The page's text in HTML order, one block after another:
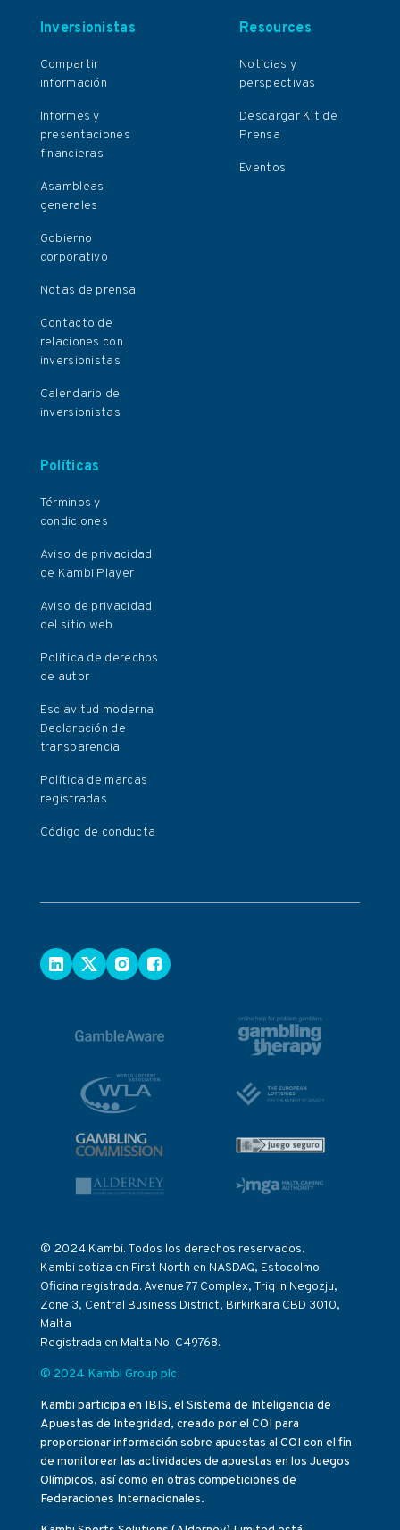
Resources
Noticias y
perspectivas
Descargar Kit de
Prensa
Eventos
Inversionistas
Compartir
información
Informes y
presentaciones
financieras
Asambleas
generales
Gobierno
corporativo
Notas de prensa
Contacto de
relaciones con
inversionistas
Calendario de
inversionistas
Políticas
Términos y
condiciones
Aviso de privacidad
de Kambi Player
Aviso de privacidad
del sitio web
Política de derechos
de autor
Esclavitud moderna
Declaración de
transparencia
Política de marcas
registradas
Código de conducta
© 2024 Kambi. Todos los derechos reservados.
Kambi cotiza en First North en NASDAQ, Estocolmo.
Oficina registrada: Avenue 77 Complex, Triq In Negozju,
Zone 3, Central Business District, Birkirkara CBD 3010,
Malta
Registrada en Malta No. C49768.
© 2024 Kambi Group plc
Kambi participa en IBIS, el Sistema de Inteligencia de
Apuestas de Integridad, creado por el COI para
proporcionar información sobre apuestas al COI con el fin
de monitorear las actividades de apuestas en los Juegos
Olímpicos, así como en otras competiciones de
Federaciones Internacionales.